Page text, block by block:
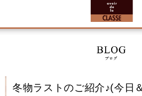
冬物ラストのご紹介♪(今日